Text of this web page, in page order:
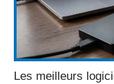
Les meilleurs